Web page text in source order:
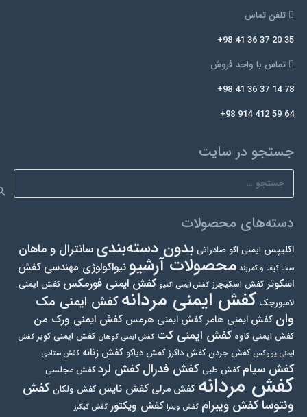
تلفن تماس
+98 41 36 37 20 35
تماس با واحد فروش
+98 41 36 37 14 78
+98 914 412 59 64
جستجو در سایت
برای:
دسته‌های محصولات
اکلیپس ایمنی اکو صادراتی بدون دسته‌بندی سانترال و ماهان
ست کیف و کمربند محصولات آرشیونیواکولوژی مهندسی کفش
اسکوتر کفش اسکیچرز کفش ایمنی اکتیو کفش ایمنی فورمکس کفش ایمنی
لامبورجک کفش ایمنی مردانهکفش ایمنی مک
وان کفش ایمنی هامر کفش ایمنی هرمس کفش ایمنی ورک من
کفش ایمنی کاوه کفش ایمنی کت کفش ایمنی کوهان کفش ایمنی کویر کفش
ایمنی یووکس کفش جردن کفش داکرز کفش دیاکو کفش زنانه کفش ستادی
کفش سیام کفش طبی کفش فدرال کفش لرد کفش مجلسی کفش مردانه کفش مرلی کفش نایس کفش ولکان کفش
ونتوساکفش ویبرام کفش ویترا کفش ویکتور کفش کیکرز